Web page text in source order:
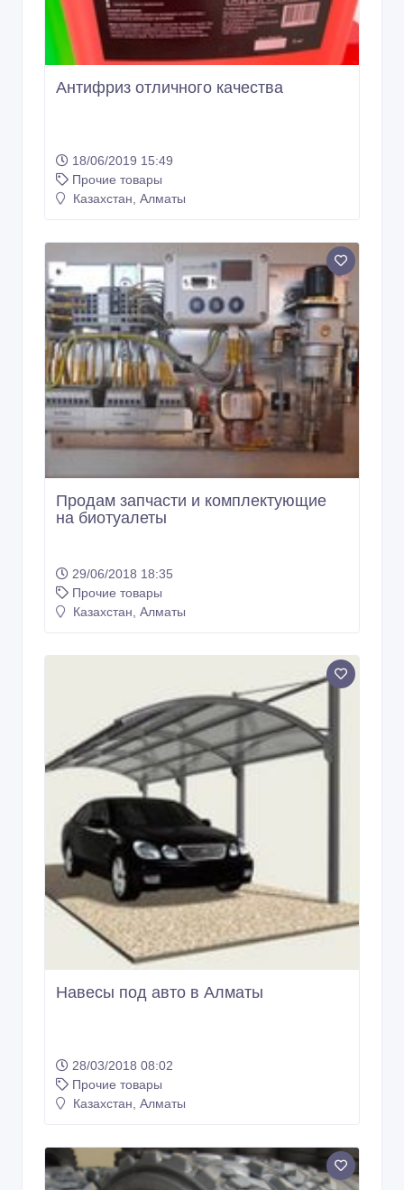
Антифриз отличного качества
18/06/2019 15:49
Прочие товары
Казахстан, Алматы
Продам запчасти и комплектующие
на биотуалеты
29/06/2018 18:35
Прочие товары
Казахстан, Алматы
Навесы под авто в Алматы
28/03/2018 08:02
Прочие товары
Казахстан, Алматы